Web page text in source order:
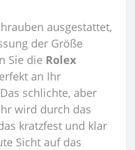
ausgestattet,
der Größe
Sie die Rolex
an Ihr
schlichte, aber
wird durch das
kratzfest und klar
Sicht auf das